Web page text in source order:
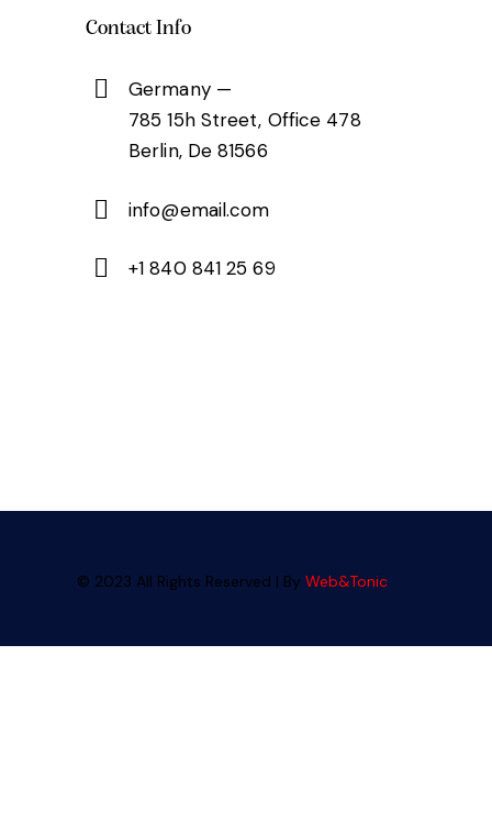
Contact Info
Germany —
785 15h Street, Office 478
Berlin, De 81566
info@email.com
+1 840 841 25 69
© 2023 All Rights Reserved | By Web&Tonic